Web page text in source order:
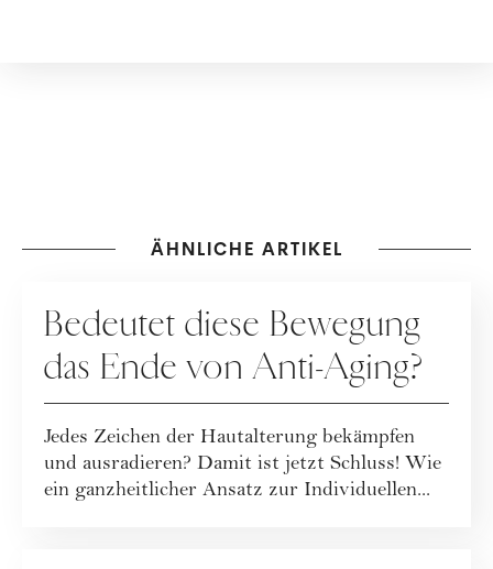
ÄHNLICHE ARTIKEL
Bedeutet diese Bewegung
das Ende von Anti-Aging?
Jedes Zeichen der Hautalterung bekämpfen
und ausradieren? Damit ist jetzt Schluss! Wie
ein ganzheitlicher Ansatz zur Individuellen...